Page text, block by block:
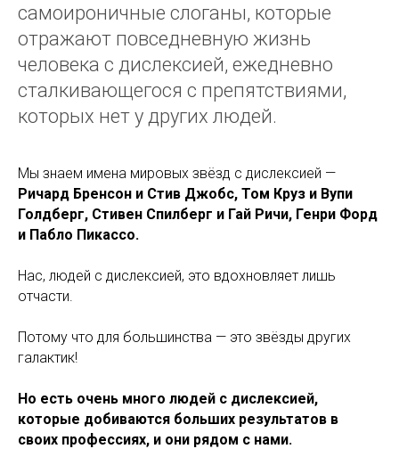
самоироничные слоганы, которые
отражают повседневную жизнь
человека с дислексией, ежедневно
сталкивающегося с препятствиями,
которых нет у других людей.
Мы знаем имена мировых звёзд с дислексией —
Ричард Бренсон и Стив Джобс, Том Круз и Вупи
Голдберг, Стивен Спилберг и Гай Ричи, Генри Форд
и Пабло Пикассо.
Нас, людей с дислексией, это вдохновляет лишь
отчасти.
Потому что для большинства — это звёзды других
галактик!
Но есть очень много людей с дислексией,
которые добиваются больших результатов в
своих профессиях, и они рядом с нами.